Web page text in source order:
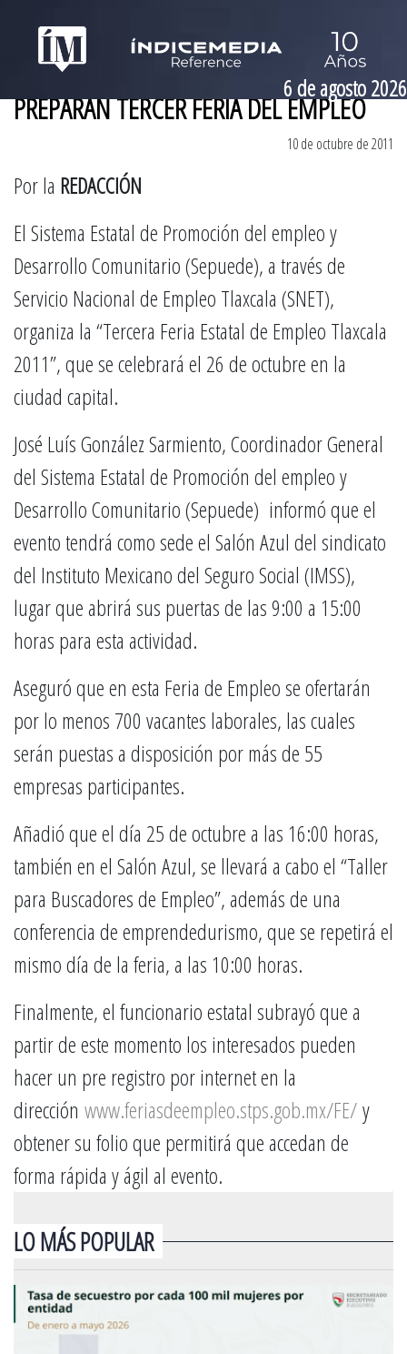
6 de agosto 2026
PREPARAN TERCER FERIA DEL EMPLEO
10 de octubre de 2011
Por la REDACCIÓN
El Sistema Estatal de Promoción del empleo y
Desarrollo Comunitario (Sepuede), a través de
Servicio Nacional de Empleo Tlaxcala (SNET),
organiza la “Tercera Feria Estatal de Empleo Tlaxcala
2011”, que se celebrará el 26 de octubre en la
ciudad capital.
José Luís González Sarmiento, Coordinador General
del Sistema Estatal de Promoción del empleo y
Desarrollo Comunitario (Sepuede) informó que el
evento tendrá como sede el Salón Azul del sindicato
del Instituto Mexicano del Seguro Social (IMSS),
lugar que abrirá sus puertas de las 9:00 a 15:00
horas para esta actividad.
Aseguró que en esta Feria de Empleo se ofertarán
por lo menos 700 vacantes laborales, las cuales
serán puestas a disposición por más de 55
empresas participantes.
Añadió que el día 25 de octubre a las 16:00 horas,
también en el Salón Azul, se llevará a cabo el “Taller
para Buscadores de Empleo”, además de una
conferencia de emprendedurismo, que se repetirá el
mismo día de la feria, a las 10:00 horas.
Finalmente, el funcionario estatal subrayó que a
partir de este momento los interesados pueden
hacer un pre registro por internet en la
dirección www.feriasdeempleo.stps.gob.mx/FE/y
obtener su folio que permitirá que accedan de
forma rápida y ágil al evento.
LO MÁS POPULAR